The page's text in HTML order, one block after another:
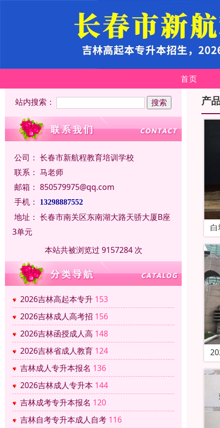
首页
站内搜索：
公司： 长春市新航程教育培训学校
联系： 马老师
邮箱： 850579975@qq.com
手机：
13298887552
地址： 长春市南关区东南湖大路天骄大厦B座
3单元
本站共被浏览过 9157284 次
2026吉林高起本专升 153
2026吉林成人高考招 156
2026吉林函授成人高 148
2026吉林省成人教育 124
吉林成人专升本报名 136
2026吉林成人专升本 144
吉林成考专升本报名 120
吉林自考专升本成人自考 116
产